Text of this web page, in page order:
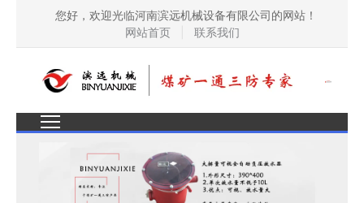
您好，欢迎光临河南滨远机械设备有限公司的网站！
网站首页
联系我们